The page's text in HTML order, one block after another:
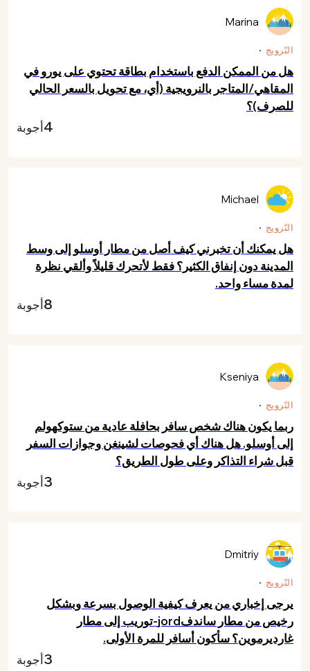
النّرويج
هل من الممكن الدفع باستخدام بطاقة تحتوي على يورو في
المقاهي/المتاجر بالنرويجية (أي، مع تحويل بالسعر الحالي
للصرف)؟
Marina
4أجوبة
النّرويج
هل يمكنك أن تخبرني كيف أصل من مطار أوسلو إلى وسط
المدينة دون إنفاق الكثير؟ فقط لأتحرك قليلاً وألقي نظرة
لمدة مساء واحد.
Michael
8أجوبة
النّرويج
ربما يكون هناك شخص سافر بحافلة عادية من ستوكهولم
إلى أوسلو. هل هناك أي فحوصات لشينغن وجوازات السفر
قبل شراء التذاكر وعلى طول الطريق؟
Kseniya
3أجوبة
النّرويج
يرجى إخباري من يعرف كيفية الوصول بسرعة وبشكل
رخيص من مطار ساندفjord-توريب إلى مطار
غارديرموين؟ سأكون أسافر للمرة الأولى.
Dmitriy
3أجوبة